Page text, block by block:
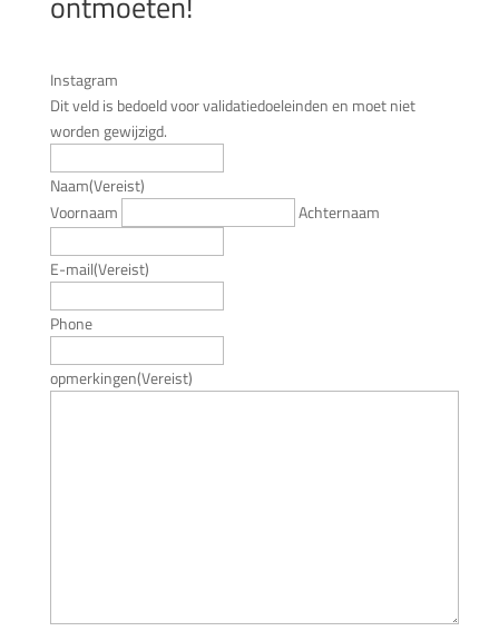
Instagram
Dit veld is bedoeld voor validatiedoeleinden en moet niet
worden gewijzigd.
Naam(Vereist)
Voornaam
Achternaam
E-mail(Vereist)
Phone
opmerkingen(Vereist)